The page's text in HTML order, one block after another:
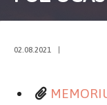
02.08.2021